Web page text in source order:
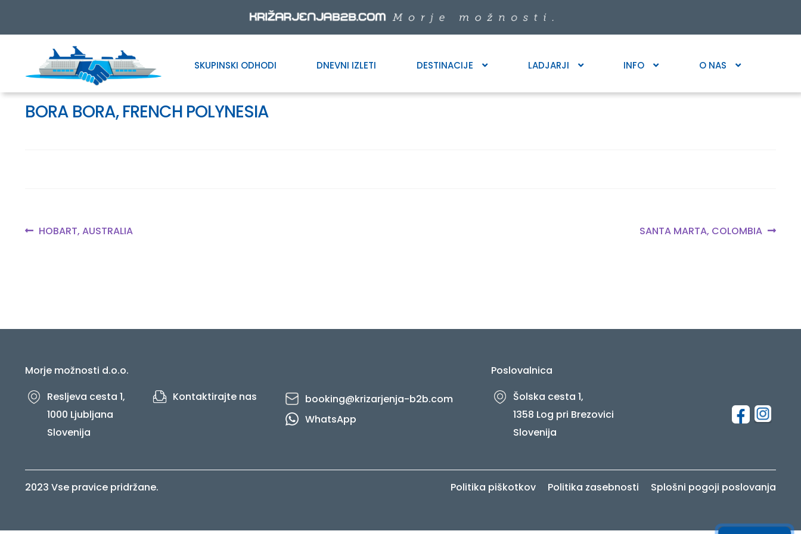
Skip
navigation
Skip
content
SKUPINSKI ODHODI DNEVNI IZLETI DESTINACIJE LADJARJI INFO O NAS
BORA BORA, FRENCH POLYNESIA
Navigacija
Previous
HOBART, AUSTRALIA
Next
SANTA MARTA, COLOMBIA
Morje možnosti d.o.o.
Resljeva cesta 1,
1000 Ljubljana
Slovenija
Kontaktirajte nas
booking@krizarjenja-b2b.com
WhatsApp
Poslovalnica
Šolska cesta 1,
1358 Log pri Brezovici
Slovenija
2023 Vse pravice pridržane. Politika piškotkov Politika zasebnosti Splošni pogoji poslovanja